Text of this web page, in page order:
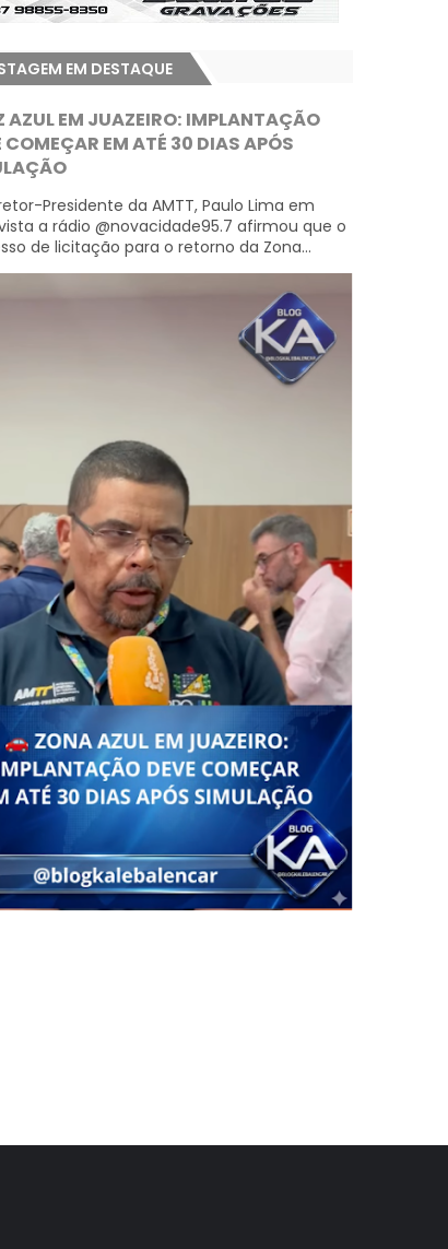
EM DESTAQUE
AZUL EM JUAZEIRO: IMPLANTAÇÃO
COMEÇAR EM ATÉ 30 DIAS APÓS
Presidente da AMTT, Paulo Lima em
a rádio @novacidade95.7 afirmou que o
de licitação para o retorno da Zona...